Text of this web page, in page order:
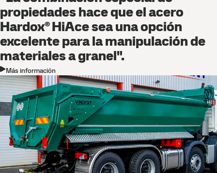
propiedades hace que el acero
Hardox® HiAce sea una opción
excelente para la manipulación de
materiales a granel".
Más información